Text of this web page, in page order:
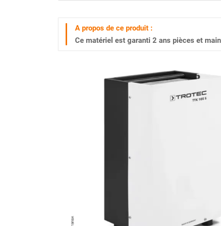
Rafraîchisseur d'air
Rafraichisseur d'air mobile
Brumisateur d'air
Ventilateur brumisateur
Ventilateur de chantier
Ventilateur de bureau
Ventilateur de table
A propos de ce produit :
Ce matériel est garanti 2 ans pièces et